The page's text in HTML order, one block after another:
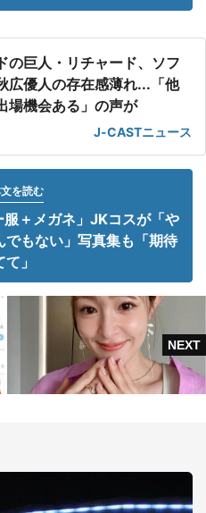
の巨人・リチャード、ソフ
広優人の存在感薄れ...「他
場機会ある」の声が
J-CASTニュース
を読む
＋メガネ」JKコスが「や
もない」写真集も「期待
て」